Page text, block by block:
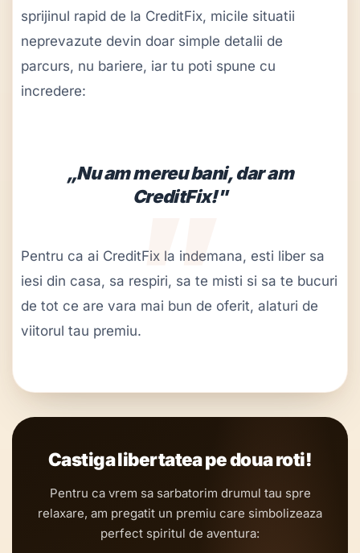
sprijinul rapid de la CreditFix, micile situatii
neprevazute devin doar simple detalii de
parcurs, nu bariere, iar tu poti spune cu
incredere:
„Nu am mereu bani, dar am
CreditFix!"
Pentru ca ai CreditFix la indemana, esti liber sa
iesi din casa, sa respiri, sa te misti si sa te bucuri
de tot ce are vara mai bun de oferit, alaturi de
viitorul tau premiu.
Castiga libertatea pe doua roti!
Pentru ca vrem sa sarbatorim drumul tau spre
relaxare, am pregatit un premiu care simbolizeaza
perfect spiritul de aventura: